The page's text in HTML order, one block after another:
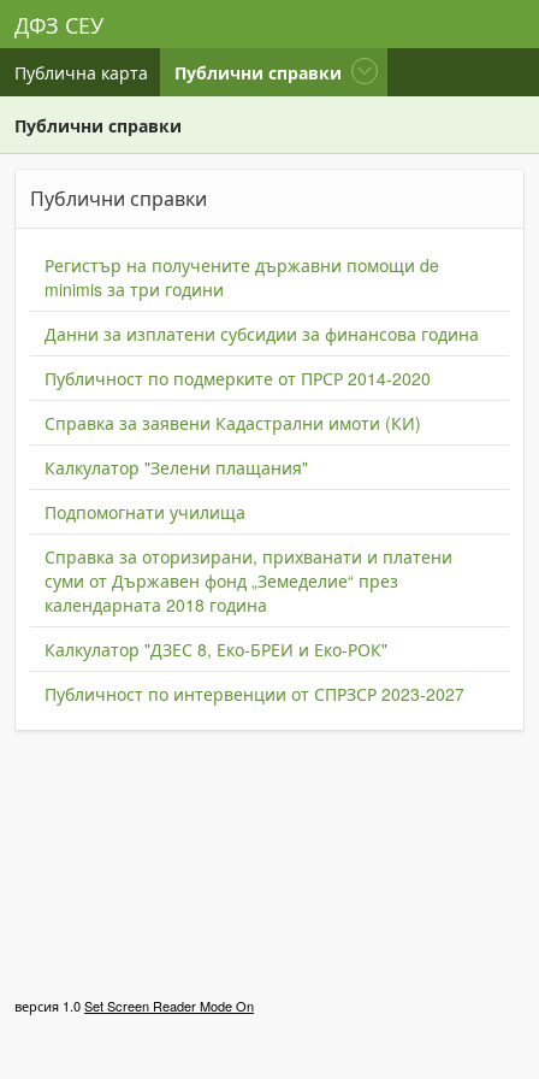
ДФЗ СЕУ
Публична карта Публични справки current
Публични справки
Публични справки
Регистър на получените държавни помощи de
minimis за три години
Данни за изплатени субсидии за финансова година
Публичност по подмерките от ПРСР 2014-2020
Справка за заявени Кадастрални имоти (КИ)
Калкулатор "Зелени плащания"
Подпомогнати училища
Справка за оторизирани, прихванати и платени
суми от Държавен фонд „Земеделие“ през
календарната 2018 година
Калкулатор "ДЗЕС 8, Еко-БРЕИ и Еко-РОК"
Публичност по интервенции от СПРЗСР 2023-2027
версия 1.0Set Screen Reader Mode On